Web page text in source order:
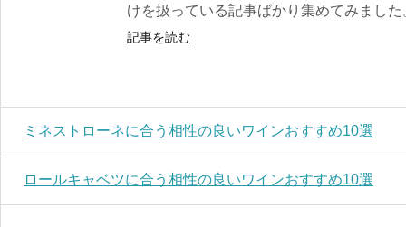
けを扱っている記事ばかり集めてみまし
記事を読む
ミネストローネに合う相性の良いワインおすすめ10選
ロールキャベツに合う相性の良いワインおすすめ10選